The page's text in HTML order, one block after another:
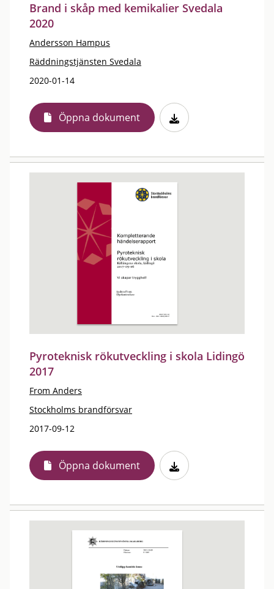
Brand i skåp med kemikalier Svedala
2020
Andersson Hampus
Räddningstjänsten Svedala
2020-01-14
Öppna dokument
Pyroteknisk rökutveckling i skola Lidingö
2017
From Anders
Stockholms brandförsvar
2017-09-12
Öppna dokument